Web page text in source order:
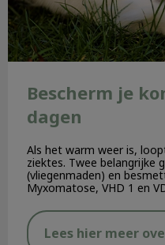
Bescherm je
dagen
Als het warm weer is,
ziektes. Twee belangrijke
(vliegenmaden) en
Myxomatose, VHD 1 en
Lees hier meer